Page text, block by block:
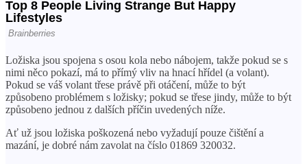
Ložiska jsou spojena s osou kola nebo nábojem, takže pokud se s
nimi něco pokazí, má to přímý vliv na hnací hřídel (a volant).
Pokud se váš volant třese právě při otáčení, může to být
způsobeno problémem s ložisky; pokud se třese jindy, může to být
způsobeno jednou z dalších příčin uvedených níže.
Ať už jsou ložiska poškozená nebo vyžadují pouze čištění a
mazání, je dobré nám zavolat na číslo 01869 320032.